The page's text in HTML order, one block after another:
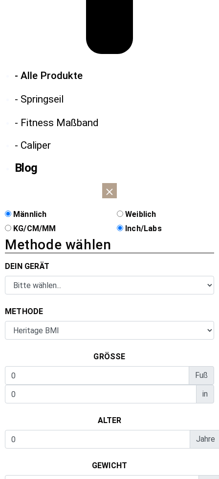
- Alle Produkte
- Springseil
- Fitness Maßband
- Caliper
Blog
Männlich
Weiblich
KG/CM/MM
Inch/Labs
Methode wählen
DEIN GERÄT
METHODE
GRÖSSE
Fuß
in
ALTER
Jahre
GEWICHT